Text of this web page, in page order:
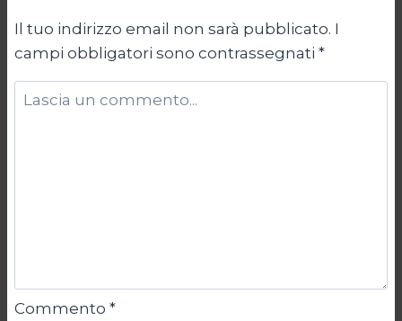
Il tuo indirizzo email non sarà pubblicato. I
campi obbligatori sono contrassegnati *
Commento *